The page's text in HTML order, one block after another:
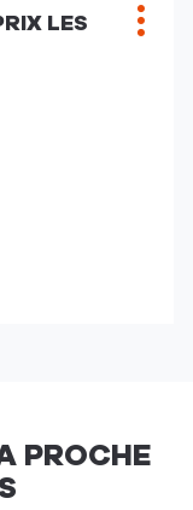
LES
Plus
PROCHE